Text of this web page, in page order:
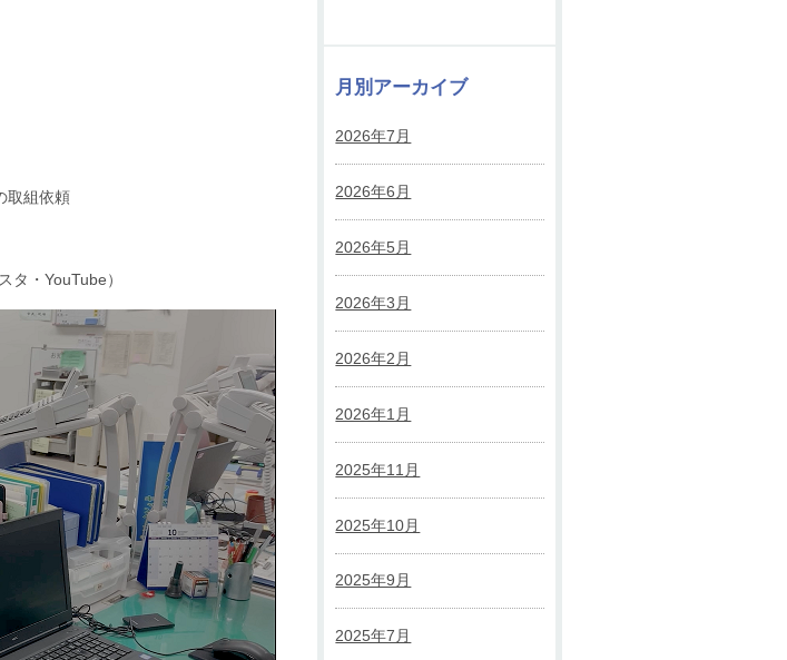
取組依頼
タ・YouTube）
月別アーカイブ
2026年7月
2026年6月
2026年5月
2026年3月
2026年2月
2026年1月
2025年11月
2025年10月
2025年9月
2025年7月